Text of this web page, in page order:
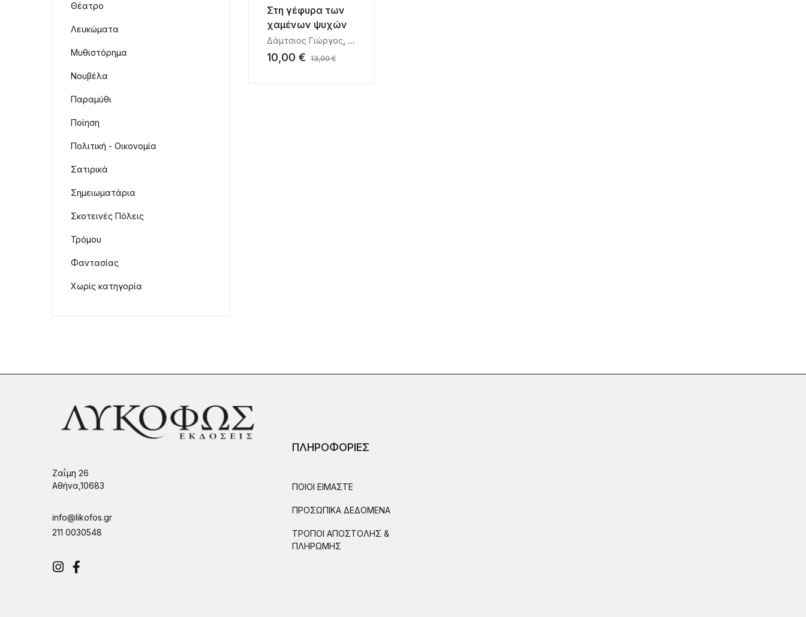
Στη γέφυρα των
χαμένων ψυχών
Δάμτσιος Γιώργος Δημητριάδης Μάριος
10,00 € 13,00€
Θέατρο
Λευκώματα
Μυθιστόρημα
Νουβέλα
Παραμύθι
Ποίηση
Πολιτική - Οικονομία
Σατιρικά
Σημειωματάρια
Σκοτεινές Πόλεις
Τρόμου
Φαντασίας
Χωρίς κατηγορία
Ζαΐμη 26
Αθήνα,10683
info@likofos.gr
211 0030548
Instagram
Facebook
ΠΛΗΡΟΦΟΡΙΕΣ
ΠΟΙΟΙ ΕΙΜΑΣΤΕ
ΠΡΟΣΩΠΙΚΑ ΔΕΔΟΜΕΝΑ
ΤΡΟΠΟΙ ΑΠΟΣΤΟΛΗΣ &
ΠΛΗΡΩΜΗΣ